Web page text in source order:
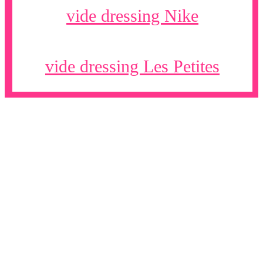
vide dressing Nike
vide dressing Les Petites